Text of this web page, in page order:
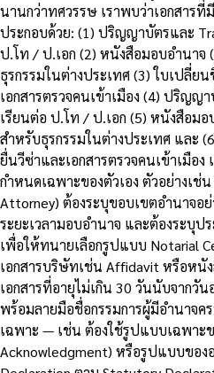
นานกว่าทศวรรษ เราพบว่าเอกสาร
ประกอบด้วย: (1) ปริญญาบัตรและ
ป.โท / ป.เอก (2) หนังสือมอบอำนาจ
ธุรกรรมในต่างประเทศ (3) ใบเปลี่
เอกสารตรวจคนเข้าเมือง (4) ปริญญ
เรียนต่อ ป.โท / ป.เอก (5) หนังสือม
สำหรับธุรกรรมในต่างประเทศ และ
ยื่นวีซ่าและเอกสารตรวจคนเข้าเมือ
กำหนดเฉพาะของตัวเอง ตัวอย่างเ
Attorney) ต้องระบุขอบเขตอำนาจอ
ระยะเวลามอบอำนาจ และต้องระบุป
เพื่อให้ทนายเลือกรูปแบบ Notarial
เอกสารบริษัทเช่น Affidavit หรือหนั
เอกสารที่อายุไม่เกิน 30 วันนับจาก
พร้อมลายมือชื่อกรรมการผู้มีอำนาจค
เฉพาะ — เช่น ต้องใช้รูปแบบเฉพาะ
Acknowledgment) หรือรูปแบบของ